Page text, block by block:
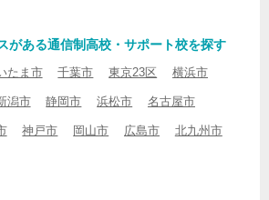
がある通信制高校・サポート校を探す
たま市 千葉市 東京23区 横浜市
潟市 静岡市 浜松市 名古屋市
神戸市 岡山市 広島市 北九州市